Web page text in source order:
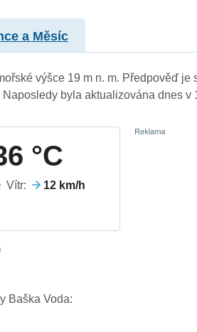
a Měsíc
výšce 19 m n. m. Předpověď
byla aktualizována dnes v
°C
Vítr: 12 km/h
Baška Voda: